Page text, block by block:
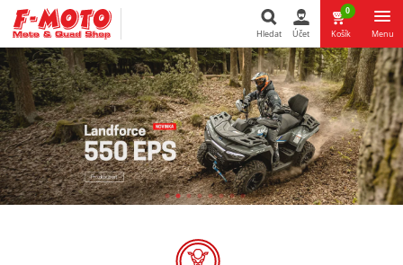
Hledat
Hledat Účet
0
Košík Menu